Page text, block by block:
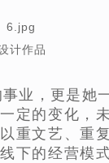
计作品
业，更是她
定的变化，
重文艺、重
下的经营模